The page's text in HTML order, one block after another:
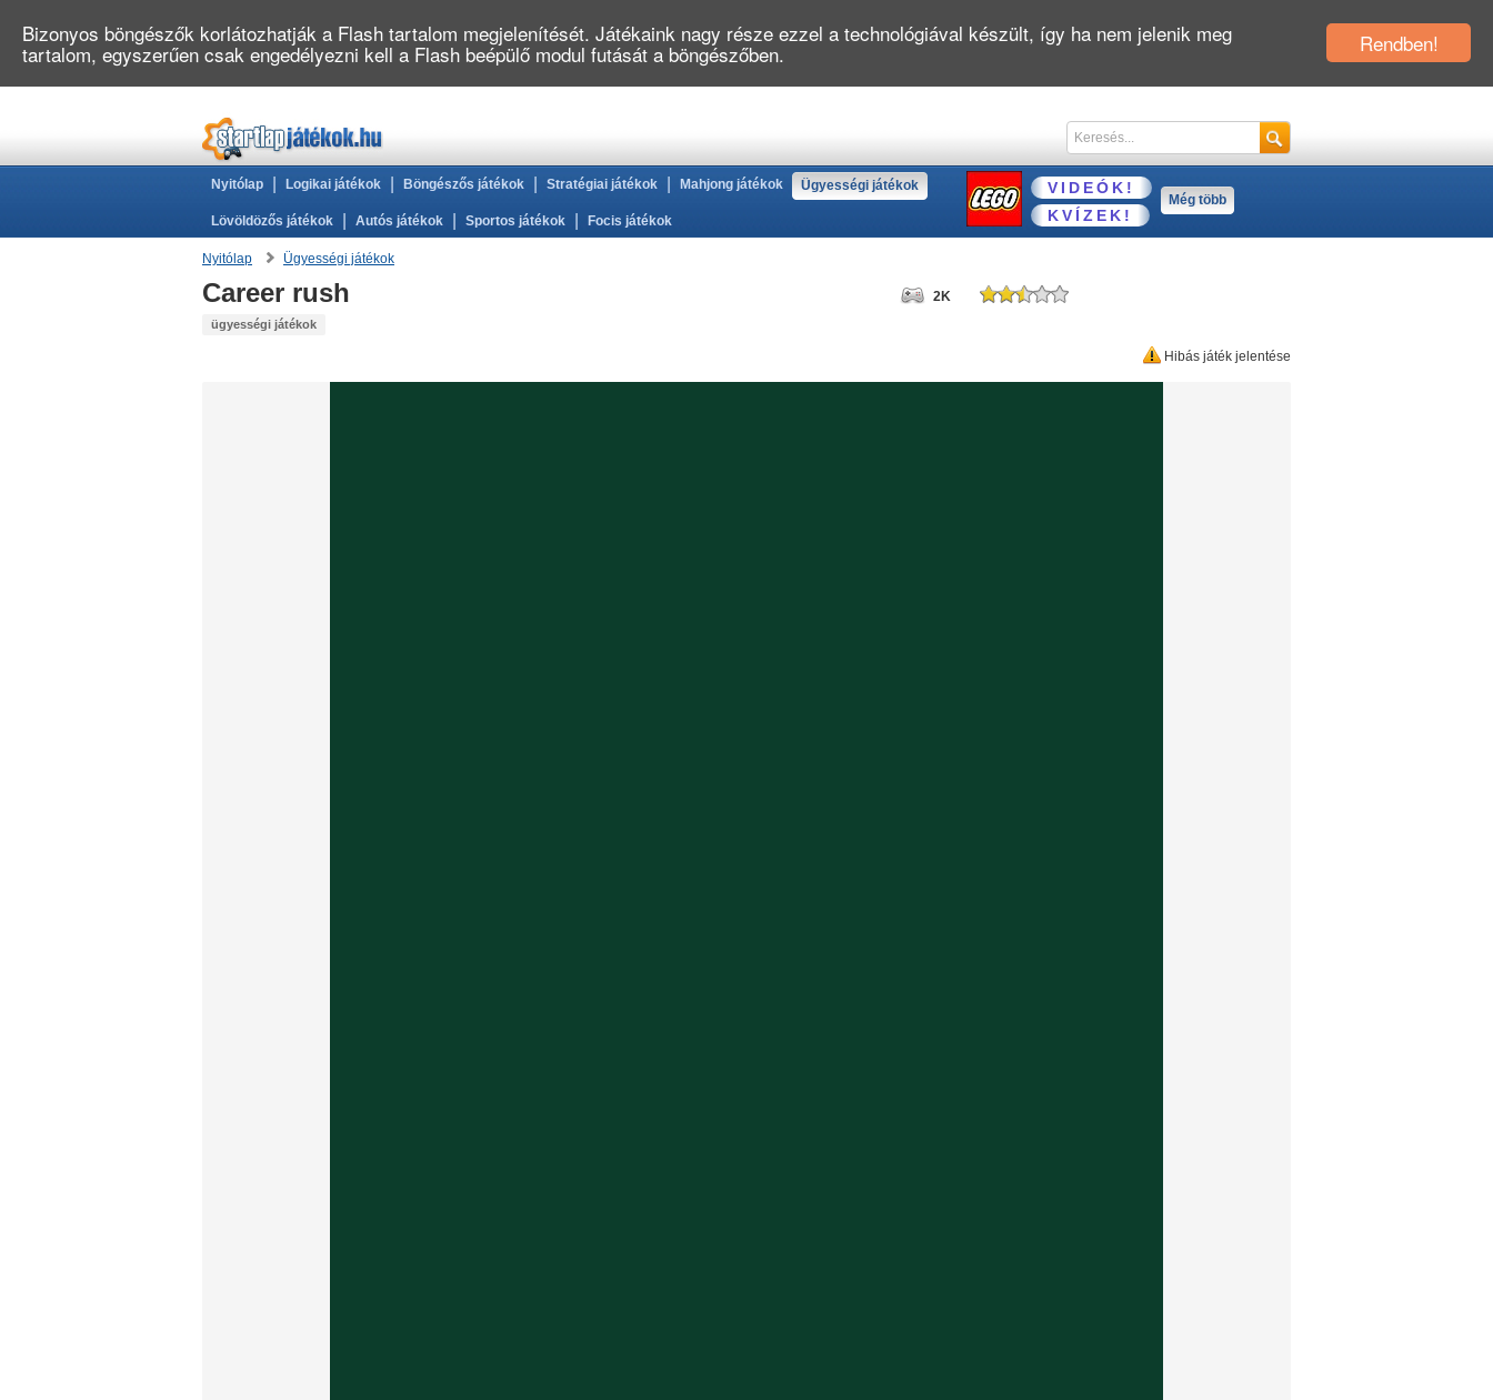
Nyitólap Logikai játékok Böngészős játékok Stratégiai játékok Mahjong játékok Ügyességi játékok
Lövöldözős játékok Autós játékok Sportos játékok Focis játékok
VIDEÓK!
KVÍZEK!
Még több
Nyitólap Ügyességi játékok
Career rush
ügyességi játékok
2K
Hibás játék jelentése
Rendben!
Bizonyos böngészők korlátozhatják a Flash tartalom megjelenítését. Játékaink nagy része ezzel a technológiával készült, így ha nem jelenik meg
tartalom, egyszerűen csak engedélyezni kell a Flash beépülő modul futását a böngészőben.